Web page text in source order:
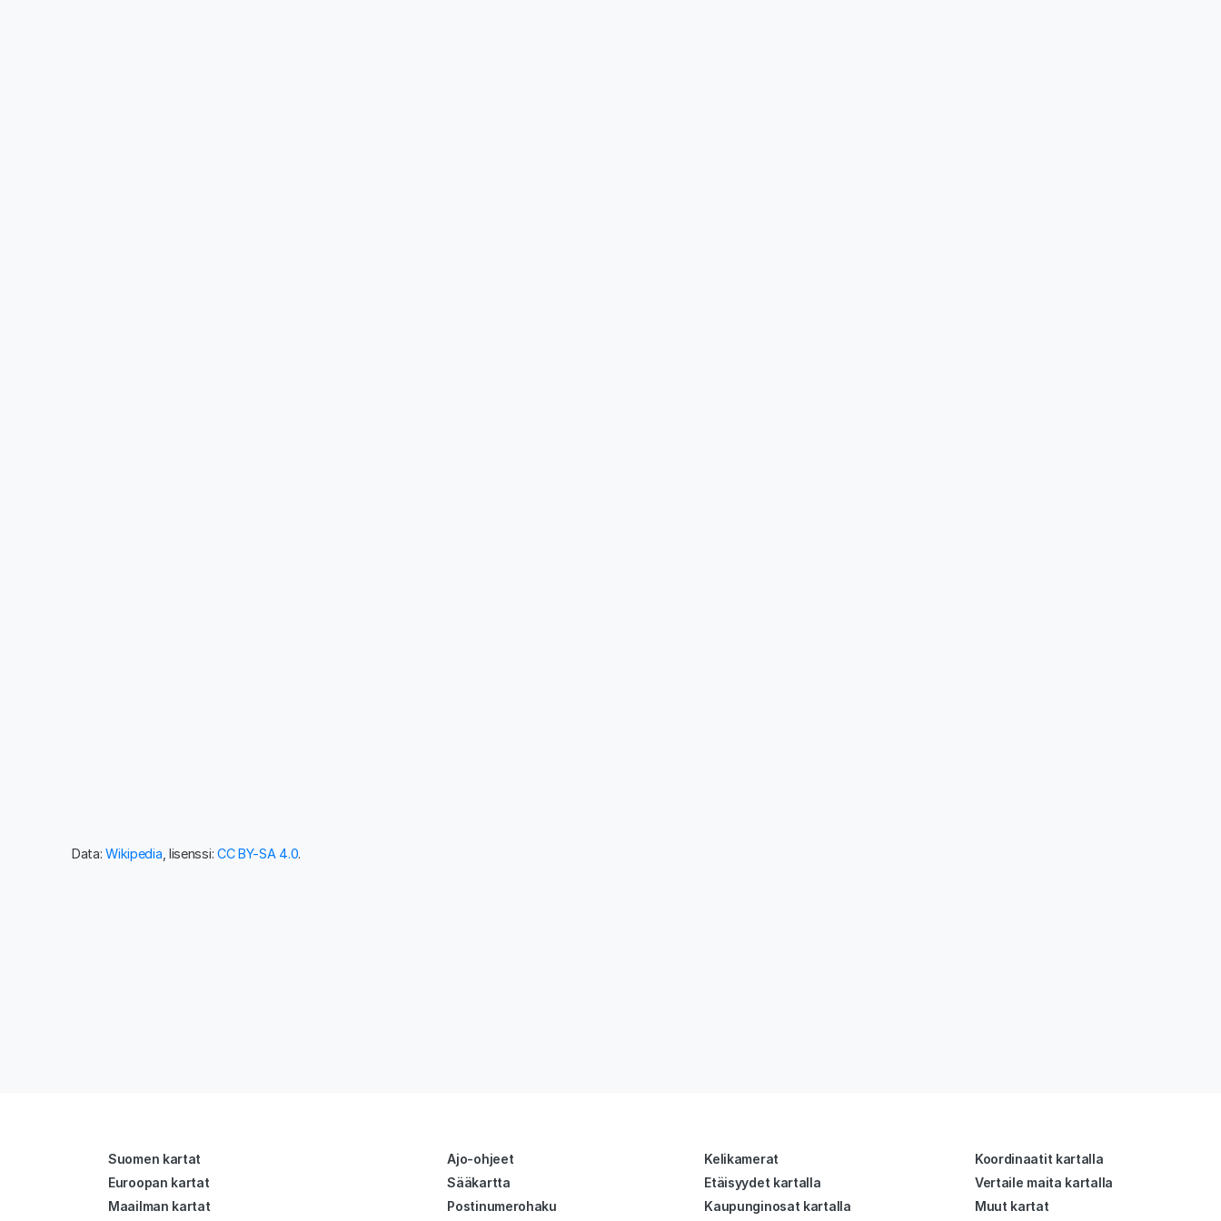
Data:Wikipedia , lisenssi: CC BY-SA 4.0.
Suomen kartat
Euroopan kartat
Maailman kartat
Ajo-ohjeet
Sääkartta
Postinumerohaku
Kelikamerat
Etäisyydet kartalla
Kaupunginosat kartalla
Koordinaatit kartalla
Vertaile maita kartalla
Muut kartat